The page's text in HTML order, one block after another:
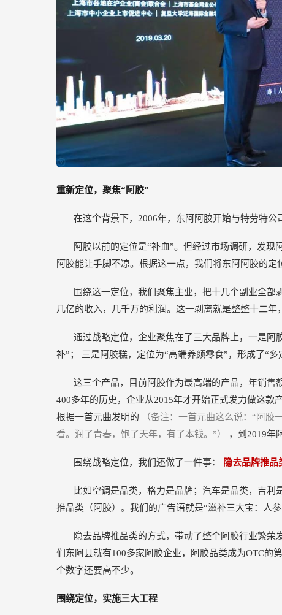
重新定位，聚焦“阿胶”
在这个背景下，2006年，东阿阿胶开始与特劳特公
阿胶以前的定位是“补血”。但经过市场调研，发
阿胶能让手脚不凉。根据这一点，我们将东阿阿胶的定
围绕这一定位，我们聚焦主业，把十几个副业全
几亿的收入，几千万的利润。这一剥离就是整整十二年
通过战略定位，企业聚焦在了三大品牌上，一是阿
补”； 三是阿胶糕，定位为“高端养颜零食”，形成了“多
这三个产品，目前阿胶作为最高端的产品，年销售
400多年的历史，企业从2015年才开始正式发力做这
根据一首元曲发明的
（备注：一首元曲这么说：“阿
看。润了青春，饱了天年，有了本钱。”）
，到2019年
围绕战略定位，我们还做了一件事： 隐去品牌推品
比如空调是品类，格力是品牌；汽车是品类，吉利
推品类（阿胶）。我们的广告语就是“滋补三大宝：人
隐去品牌推品类的方式，带动了整个阿胶行业繁
们东阿县就有100多家阿胶企业，阿胶品类成为OTC的
个数字还要高不少。
围绕定位，实施三大工程